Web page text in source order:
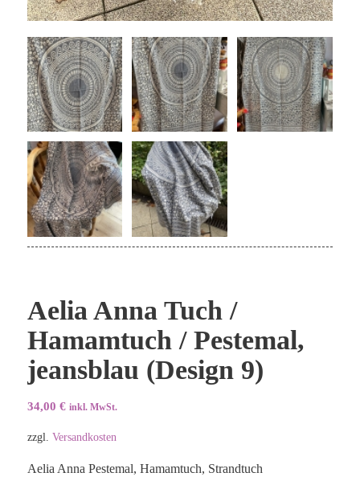
Aelia Anna Tuch /
Hamamtuch / Pestemal,
jeansblau (Design 9)
34,00 € inkl. MwSt.
zzgl. Versandkosten
Aelia Anna Pestemal, Hamamtuch, Strandtuch